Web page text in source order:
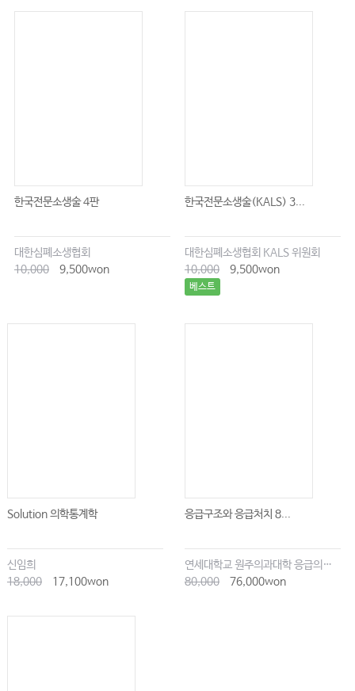
#27. 환자와의 의료사고 분쟁 대응방안
#29. 의료사고에 따른 적정 합의금 산정 방안
#30. 의료기관에서 환자 설명의무에 관해 유의할 점
#31. 보험사기로 형사고소 당하지 않기 위한 유의사항
#01. 의사가 마약·향정신성의약품을 처방할 때 주의할 점은?
#03. 법원의 진료기록부 제출 등의 요구에 무조건 응해야 할까?
#04. 수사기관(검찰, 경찰 등)의 진료기록부 제출 등의 수사협조 요구에 응해야
#05. 근로복지공단의 의무기록·영상진단 등의 자료 회신 요청, 법적 의무일
한국전문소생술 4판
대한심폐소생협회
10,000
9,500won
한국전문소생술(KALS) 3...
대한심폐소생협회 KALS 위원회
10,000
9,500won
베스트
Solution 의학통계학
신임희
18,000
17,100won
응급구조와 응급처치 8...
연세대학교 원주의과대학 응급의학교실
80,000
76,000won